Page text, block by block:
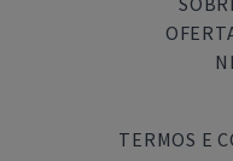
TERMOS E